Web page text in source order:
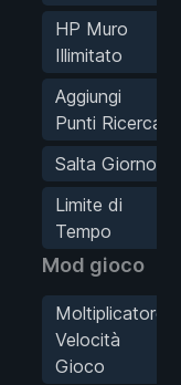
HP Muro
Illimitato
Aggiungi
Punti Ricerca
Salta Giorno
Limite di
Tempo
Mod gioco
Moltiplicatore
Velocità
Gioco